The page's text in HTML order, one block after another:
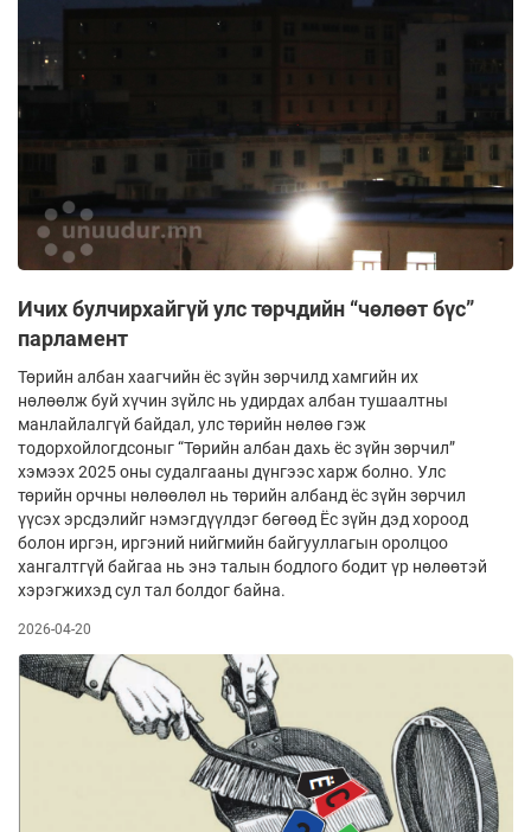
Ичих булчирхайгүй улс төрчдийн “чөлөөт бүс”
парламент
Төрийн албан хаагчийн ёс зүйн зөрчилд хамгийн их
нөлөөлж буй хүчин зүйлс нь удирдах албан тушаалтны
манлайлалгүй байдал, улс төрийн нөлөө гэж
тодорхойлогдсоныг “Төрийн албан дахь ёс зүйн зөрчил”
хэмээх 2025 оны судалгааны дүнгээс харж болно. Улс
төрийн орчны нөлөөлөл нь төрийн албанд ёс зүйн зөрчил
үүсэх эрсдэлийг нэмэгдүүлдэг бөгөөд Ёс зүйн дэд хороод
болон иргэн, иргэний нийгмийн байгууллагын оролцоо
хангалтгүй байгаа нь энэ талын бодлого бодит үр нөлөөтэй
хэрэгжихэд сул тал болдог байна.
2026-04-20